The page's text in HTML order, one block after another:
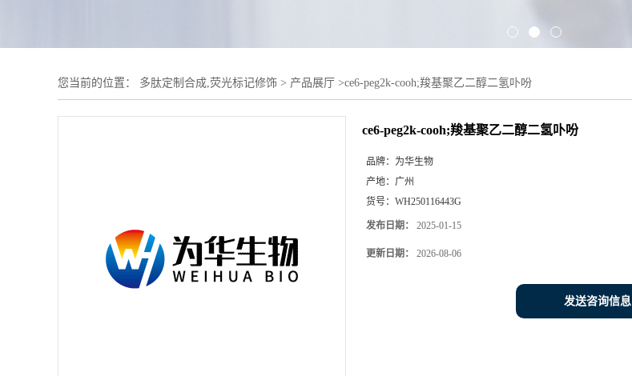
您当前的位置： 多肽定制合成,荧光标记修饰 > 产品展厅 >ce6-peg2k-cooh;羧基聚乙二醇二氢卟吩
ce6-peg2k-cooh;羧基聚乙二醇二氢卟吩
品牌： 为华生物
产地： 广州
货号： WH250116443G
发布日期： 2025-01-15
更新日期： 2026-08-06
发送咨询信息